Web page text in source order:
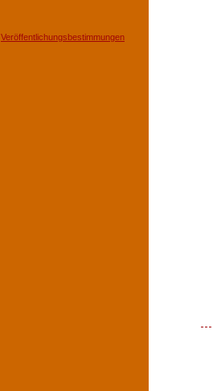
Veröffentlichungsbestimmungen